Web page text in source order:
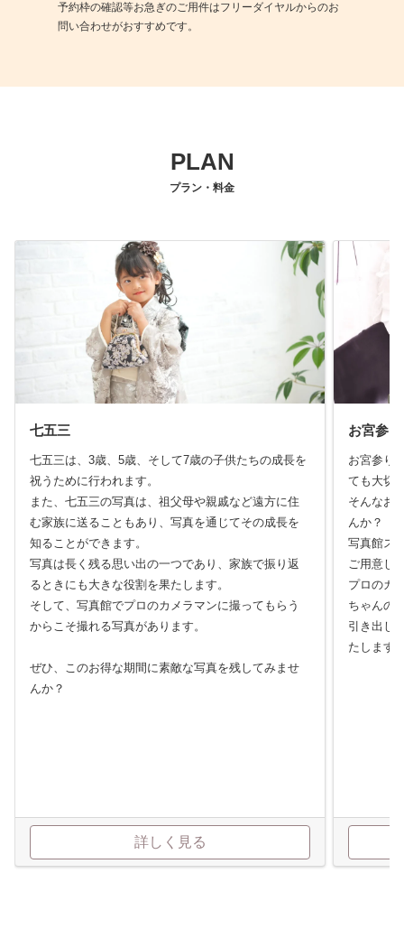
予約枠の確認等お急ぎのご用件はフリーダイヤルからのお
問い合わせがおすすめです。
PLAN
プラン・料金
七五三
七五三は、3歳、5歳、そして7歳の子供たちの成長を
祝うために行われます。
また、七五三の写真は、祖父母や親戚など遠方に住
む家族に送ることもあり、写真を通じてその成長を
知ることができます。
写真は長く残る思い出の一つであり、家族で振り返
るときにも大きな役割を果たします。
そして、写真館でプロのカメラマンに撮ってもらう
からこそ撮れる写真があります。
ぜひ、このお得な期間に素敵な写真を残してみませ
んか？
詳しく見る
お宮参り
お宮参り
ても大切
そんなお
んか？
写真館ス
ご用意し
プロのカ
ちゃんの
引き出し
たします